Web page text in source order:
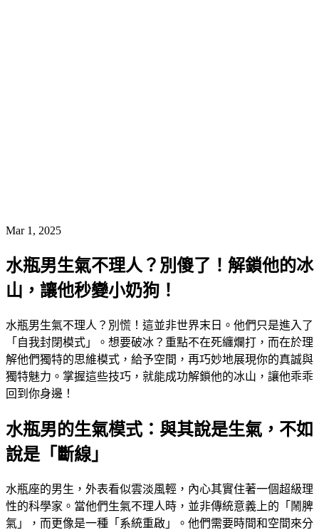
Mar 1, 2025
水瓶男生氣不理人？別傻了！解鎖他的冰
山，讓他秒變小奶狗！
水瓶男生氣不理人？別慌！這並非世界末日。他們只是進入了
「自我封閉模式」。想要破冰？重點不在死纏爛打，而在於理
解他們獨特的思維模式，給予空間，再巧妙地展現你的真誠與
獨特魅力。掌握這些技巧，就能成功解鎖他的冰山，讓他乖乖
回到你身邊！
水瓶男的生氣模式：與其說是生氣，不如
說是「斷線」
水瓶座的男生，外表看似雲淡風輕，內心其實住著一個超級理
性的科學家。當他們生氣不理人時，並非傳統意義上的「鬧脾
氣」，而更像是一種「系統重啟」。他們需要時間和空間來分